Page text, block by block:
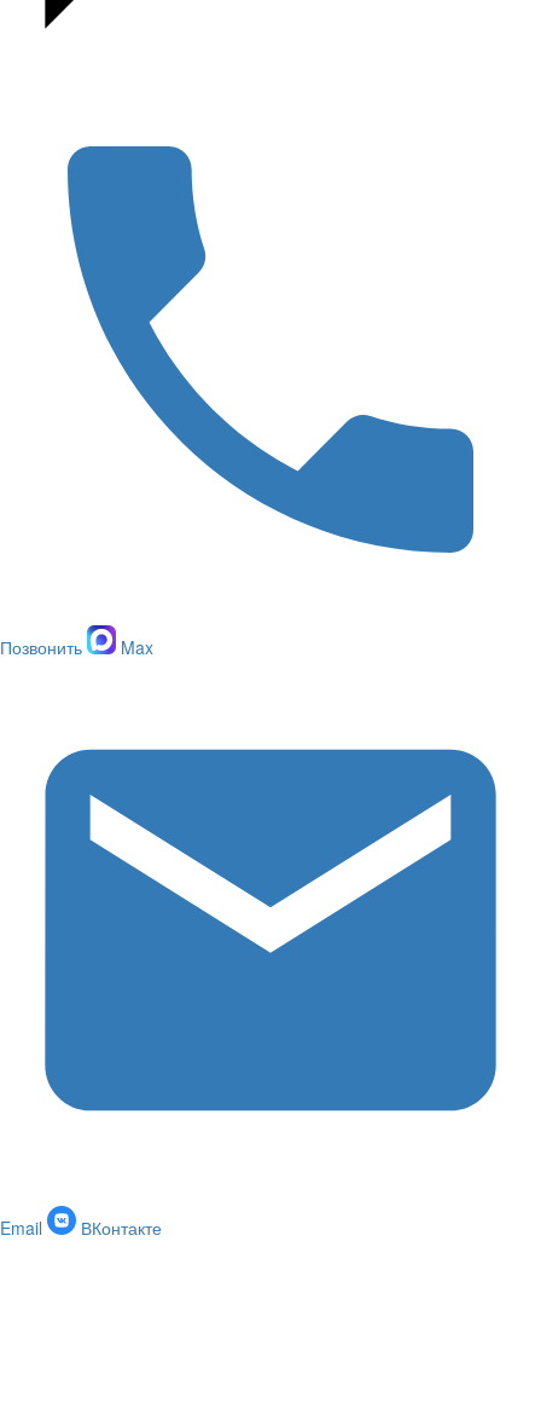
Позвонить Max
Email ВКонтакте